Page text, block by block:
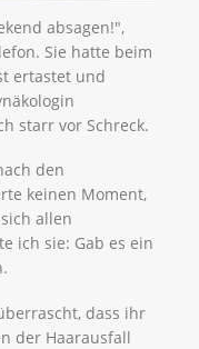
absagen!",
Sie hatte beim
ertastet und
starr vor Schreck.
den
keinen Moment,
allen
ich sie: Gab es ein
dass ihr
der Haarausfall